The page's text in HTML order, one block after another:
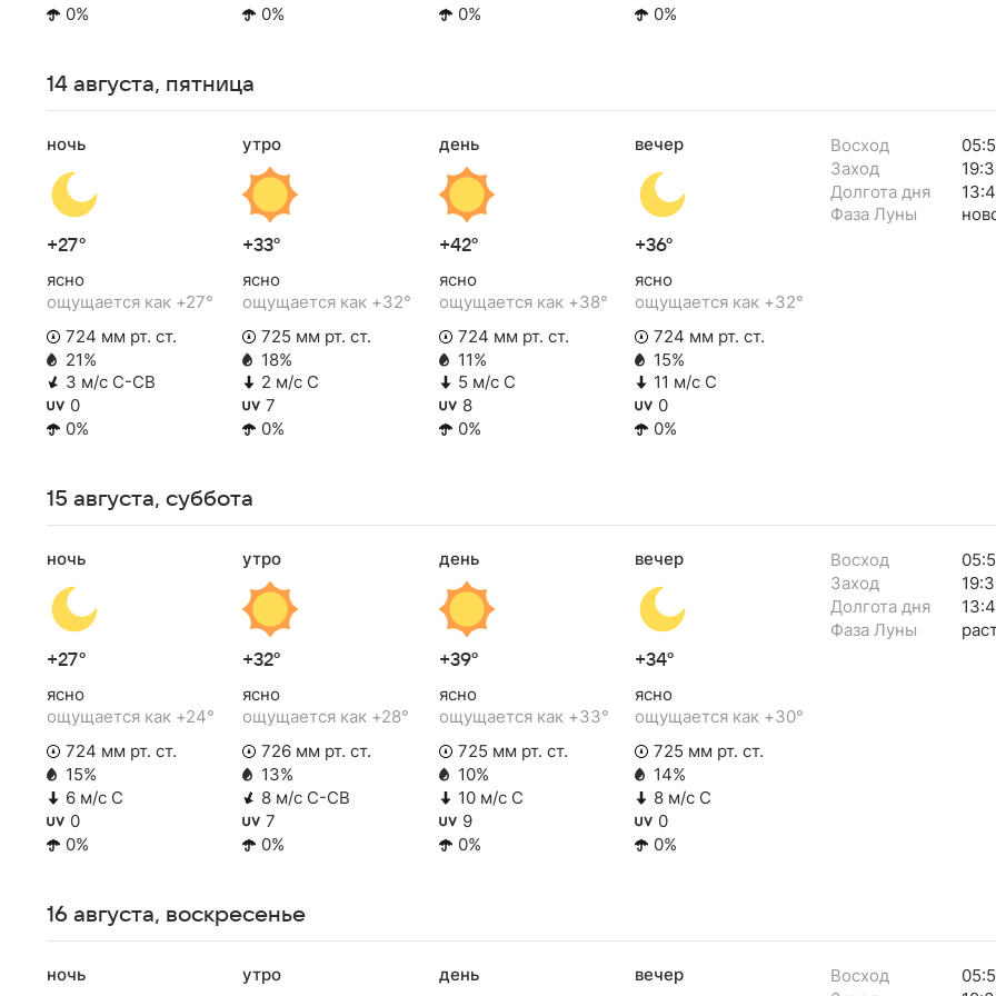
0%
0%
0%
0%
14 августа, пятница
ночь
+27°
ясно
ощущается как +27°
724 мм рт. ст.
21%
3 м/с С-СВ
0
0%
утро
+33°
ясно
ощущается как +32°
725 мм рт. ст.
18%
2 м/с С
7
0%
день
+42°
ясно
ощущается как +38°
724 мм рт. ст.
11%
5 м/с С
8
0%
вечер
+36°
ясно
ощущается как +32°
724 мм рт. ст.
15%
11 м/с С
0
0%
Восход
Заход
Долгота дня
Фаза Луны
15 августа, суббота
ночь
+27°
ясно
ощущается как +24°
724 мм рт. ст.
15%
6 м/с С
0
0%
утро
+32°
ясно
ощущается как +28°
726 мм рт. ст.
13%
8 м/с С-СВ
7
0%
день
+39°
ясно
ощущается как +33°
725 мм рт. ст.
10%
10 м/с С
9
0%
вечер
+34°
ясно
ощущается как +30°
725 мм рт. ст.
14%
8 м/с С
0
0%
Восход
Заход
Долгота дня
Фаза Луны
16 августа, воскресенье
ночь утро день вечер Восход